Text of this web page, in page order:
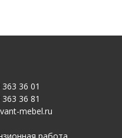
36 01
36 81
mebel.ru
работа